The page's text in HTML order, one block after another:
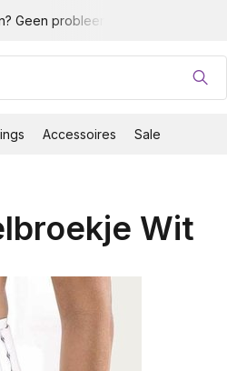
Geen probleem!
Accessoires Sale
Wit